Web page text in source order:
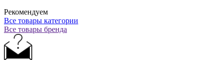
Рекомендуем
Все товары категории
Все товары бренда